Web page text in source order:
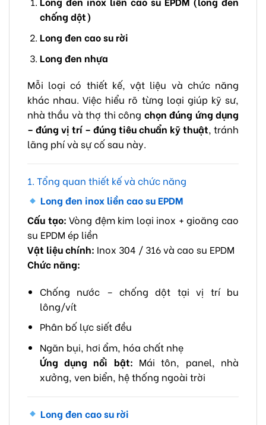
chống dột)
Long đen cao su rời
Long đen nhựa
Mỗi loại có thiết kế, vật liệu và chức năng
khác nhau. Việc hiểu rõ từng loại giúp kỹ sư,
nhà thầu và thợ thi công chọn đúng ứng dụng
– đúng vị trí – đúng tiêu chuẩn kỹ thuật, tránh
lãng phí và sự cố sau này.
1. Tổng quan thiết kế và chức năng
Long đen inox liền cao su EPDM
Cấu tạo: Vòng đệm kim loại inox + gioăng cao
su EPDM ép liền
Vật liệu chính: Inox 304 / 316 và cao su EPDM
Chức năng:
Chống nước – chống dột tại vị trí bu
lông/vít
Phân bố lực siết đều
Ngăn bụi, hơi ẩm, hóa chất nhẹ
Ứng dụng nổi bật: Mái tôn, panel, nhà
xưởng, ven biển, hệ thống ngoài trời
Long đen cao su rời